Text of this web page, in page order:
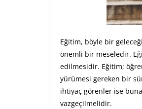
Eğitim, böyle bir
önemli bir meseledir.
edilmesidir. Eğitim;
yürümesi gereken bir
ihtiyaç görenler ise
vazgeçilmelidir.